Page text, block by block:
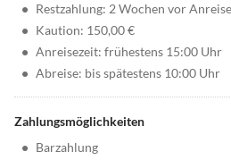
• Restzahlung: 2 Wochen vor Anreise
• Kaution: 150,00 €
• Anreisezeit: frühestens 15:00 Uhr
• Abreise: bis spätestens 10:00 Uhr
Zahlungsmöglichkeiten
• Barzahlung